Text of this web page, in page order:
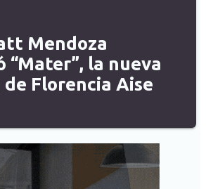
Mendoza
“Mater”, la nueva
Florencia Aise